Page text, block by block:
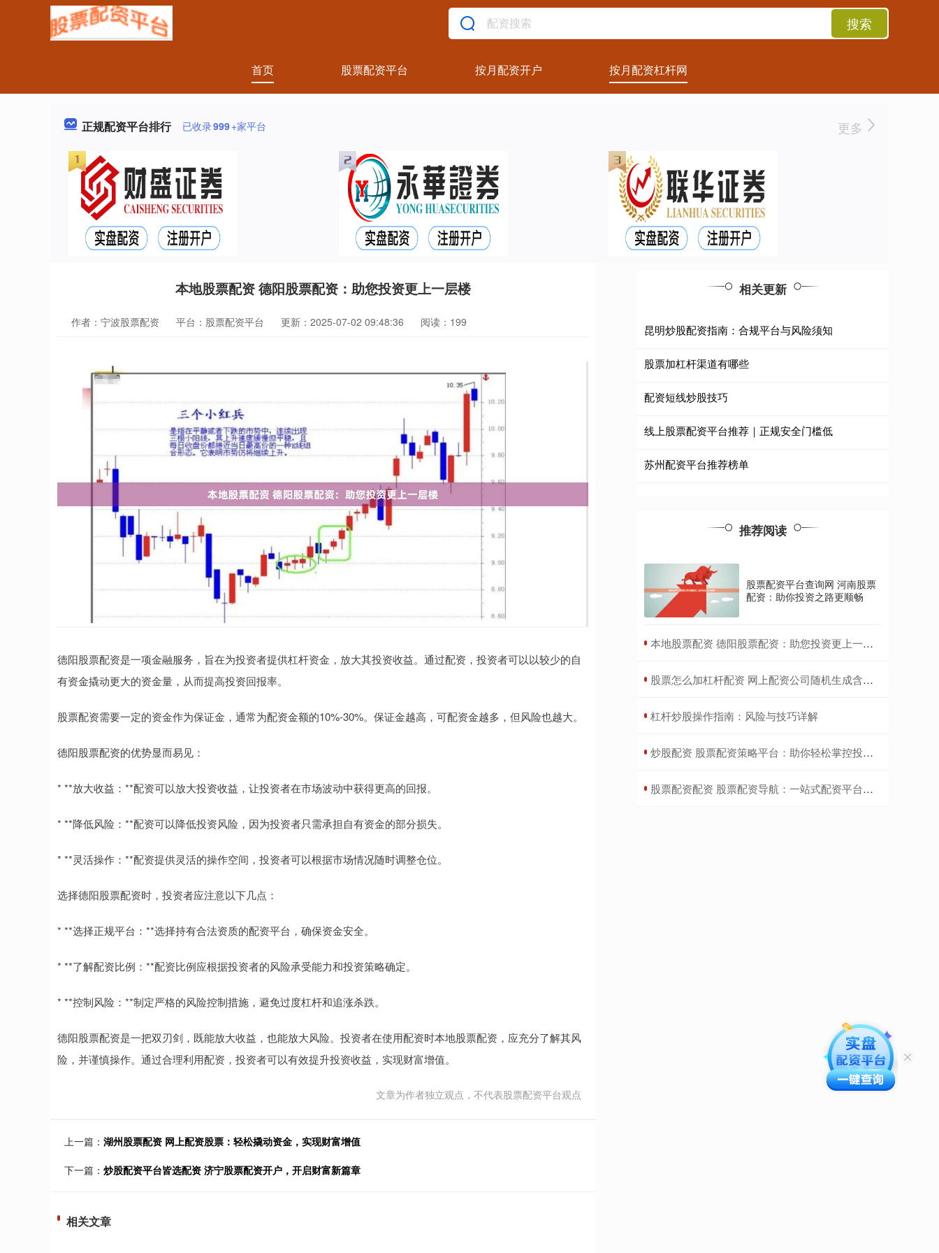
搜索
首页 股票配资平台 按月配资开户 按月配资杠杆网
正规配资平台排行 已收录999+家平台 更多
本地股票配资 德阳股票配资：助您投资更上一层楼
作者：宁波股票配资 平台：股票配资平台 更新：2025-07-02 09:48:36 阅读：199
德阳股票配资是一项金融服务，旨在为投资者提供杠杆资金，放大其投资收益。通过配资，投资者可以以较少的自
有资金撬动更大的资金量，从而提高投资回报率。
股票配资需要一定的资金作为保证金，通常为配资金额的10%-30%。保证金越高，可配资金越多，但风险也越大。
德阳股票配资的优势显而易见：
* **放大收益：**配资可以放大投资收益，让投资者在市场波动中获得更高的回报。
* **降低风险：**配资可以降低投资风险，因为投资者只需承担自有资金的部分损失。
* **灵活操作：**配资提供灵活的操作空间，投资者可以根据市场情况随时调整仓位。
选择德阳股票配资时，投资者应注意以下几点：
* **选择正规平台：**选择持有合法资质的配资平台，确保资金安全。
* **了解配资比例：**配资比例应根据投资者的风险承受能力和投资策略确定。
* **控制风险：**制定严格的风险控制措施，避免过度杠杆和追涨杀跌。
德阳股票配资是一把双刃剑，既能放大收益，也能放大风险。投资者在使用配资时本地股票配资，应充分了解其风
险，并谨慎操作。通过合理利用配资，投资者可以有效提升投资收益，实现财富增值。
文章为作者独立观点，不代表股票配资平台观点
上一篇： 湖州股票配资 网上配资股票：轻松撬动资金，实现财富增值
下一篇： 炒股配资平台皆选配资 济宁股票配资开户，开启财富新篇章
相关文章
相关更新
昆明炒股配资指南：合规平台与风险须知
股票加杠杆渠道有哪些
配资短线炒股技巧
线上股票配资平台推荐｜正规安全门槛低
苏州配资平台推荐榜单
推荐阅读
股票配资平台查询网 河南股票
配资：助你投资之路更顺畅
​本地股票配资 德阳股票配资：助您投资更上一层楼
​股票怎么加杠杆配资 网上配资公司随机生成含有中立性、权威性、客观性、合规性和信息实用性适合网站发布不超30字的标题
​杠杆炒股操作指南：风险与技巧详解
​炒股配资 股票配资策略平台：助你轻松掌控投资市场
​股票配资配资 股票配资导航：一站式配资平台，助你投资无忧